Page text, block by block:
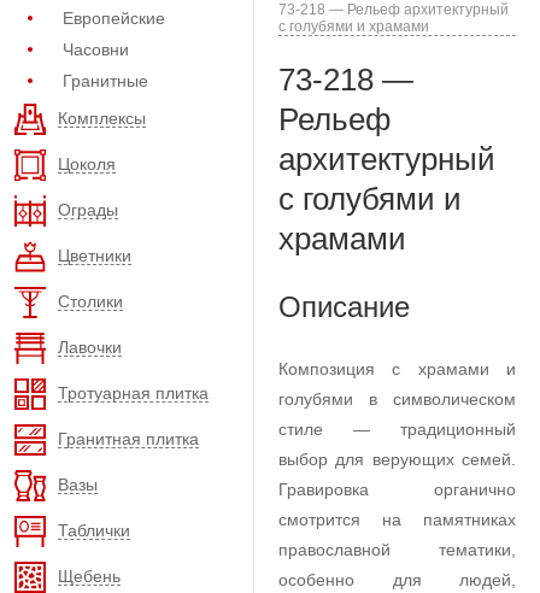
Европейские
Часовни
Гранитные
Комплексы
Цоколя
Ограды
Цветники
Столики
Лавочки
Тротуарная плитка
Гранитная плитка
Вазы
Таблички
Щебень
73-218 — Рельеф архитектурный
с голубями и храмами
73-218 —
Рельеф
архитектурный
с голубями и
храмами
Описание
Композиция с храмами и
голубями в символическом
стиле — традиционный
выбор для верующих семей.
Гравировка органично
смотрится на памятниках
православной тематики,
особенно для людей,